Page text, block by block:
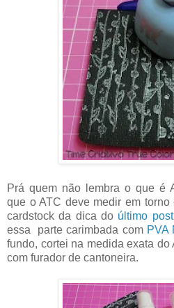
Prá quem não lembra o que é
que o ATC deve medir em
cardstock da dica do último
essa parte carimbada com PVA
fundo, cortei na medida exata
com furador de cantoneira.